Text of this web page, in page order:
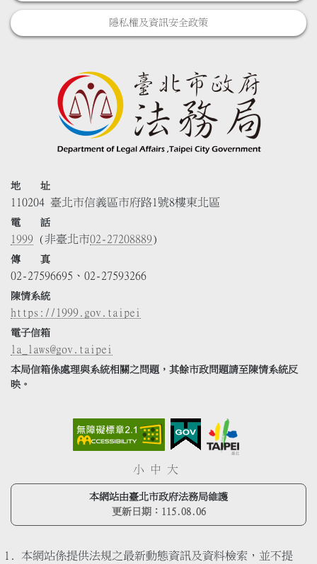
隱私權及資訊安全政策
地 址
110204 臺北市信義區市府路1號8樓東北區
電 話
1999 (非臺北市02-27208889)
傳 真
02-27596695、02-27593266
陳情系統
https://1999.gov.taipei
電子信箱
la_laws@gov.taipei
本局信箱係處理與系統相關之問題，其餘市政問題請至陳情系統反
映。
小 中 大
本網站由臺北市政府法務局維護
更新日期： 115.08.06
本網站係提供法規之最新動態資訊及資料檢索，並不提